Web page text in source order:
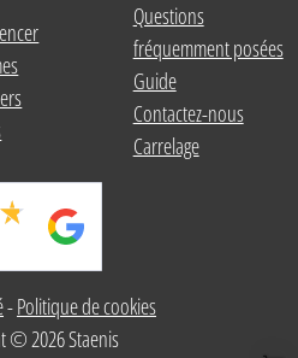
Questions
fréquemment posées
Guide
Contactez-nous
Carrelage
-Politique de cookies
© 2026 Staenis